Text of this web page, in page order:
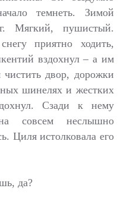
темнеть. Зимой
Мягкий, пушистый.
приятно ходить,
вздохнул – а им
чистить двор, дорожки
шинелях и жестких
Сзади к нему
совсем неслышно
Циля истолковала его
да?